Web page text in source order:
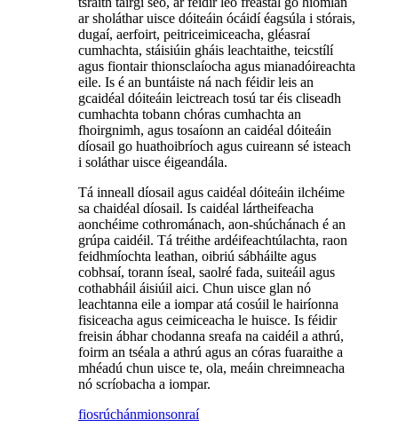
ar sholáthar uisce dóiteáin ócáidí éagsúla i stórais,
dugaí, aerfoirt, peitriceimiceacha, gléasraí
cumhachta, stáisiúin gháis leachtaithe, teicstílí
agus fiontair thionsclaíocha agus mianadóireachta
eile. Is é an buntáiste ná nach féidir leis an
gcaidéal dóiteáin leictreach tosú tar éis cliseadh
cumhachta tobann chóras cumhachta an
fhoirgnimh, agus tosaíonn an caidéal dóiteáin
díosail go huathoibríoch agus cuireann sé isteach
i soláthar uisce éigeandála.
Tá inneall díosail agus caidéal dóiteáin ilchéime
sa chaidéal díosail. Is caidéal lártheifeacha
aonchéime cothrománach, aon-shúchánach é an
grúpa caidéil. Tá tréithe ardéifeachtúlachta, raon
feidhmíochta leathan, oibriú sábháilte agus
cobhsaí, torann íseal, saolré fada, suiteáil agus
cothabháil áisiúil aici. Chun uisce glan nó
leachtanna eile a iompar atá cosúil le hairíonna
fisiceacha agus ceimiceacha le huisce. Is féidir
freisin ábhar chodanna sreafa na caidéil a athrú,
foirm an tséala a athrú agus an córas fuaraithe a
mhéadú chun uisce te, ola, meáin chreimneacha
nó scríobacha a iompar.
fiosrúchánmionsonraí